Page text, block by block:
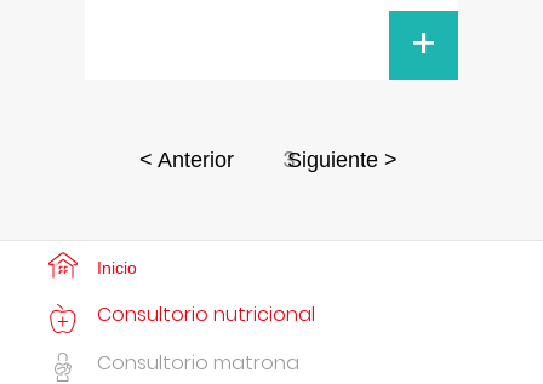
+
< Anterior 3Siguiente >
Inicio
Consultorio nutricional
Consultorio matrona